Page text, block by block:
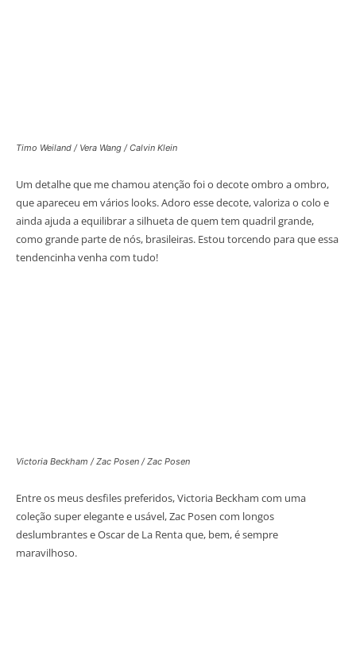
Timo Weiland / Vera Wang / Calvin Klein
Um detalhe que me chamou atenção foi o decote ombro a ombro,
que apareceu em vários looks. Adoro esse decote, valoriza o colo e
ainda ajuda a equilibrar a silhueta de quem tem quadril grande,
como grande parte de nós, brasileiras. Estou torcendo para que essa
tendencinha venha com tudo!
Victoria Beckham / Zac Posen / Zac Posen
Entre os meus desfiles preferidos, Victoria Beckham com uma
coleção super elegante e usável, Zac Posen com longos
deslumbrantes e Oscar de La Renta que, bem, é sempre
maravilhoso.